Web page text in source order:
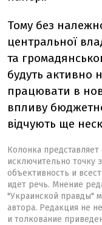
Тому без
центральної
та
будуть активно
працювати в
впливу
відчують ще
Колонка
исключительно точку
объективность и
идет речь. Мнение
"Украинской правды"
автора. Редакция не
и толкование